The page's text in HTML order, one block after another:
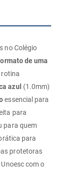
no Colégio
de uma
rotina
azul (1.0mm)
essencial para
para
para quem
para
protetoras
com o